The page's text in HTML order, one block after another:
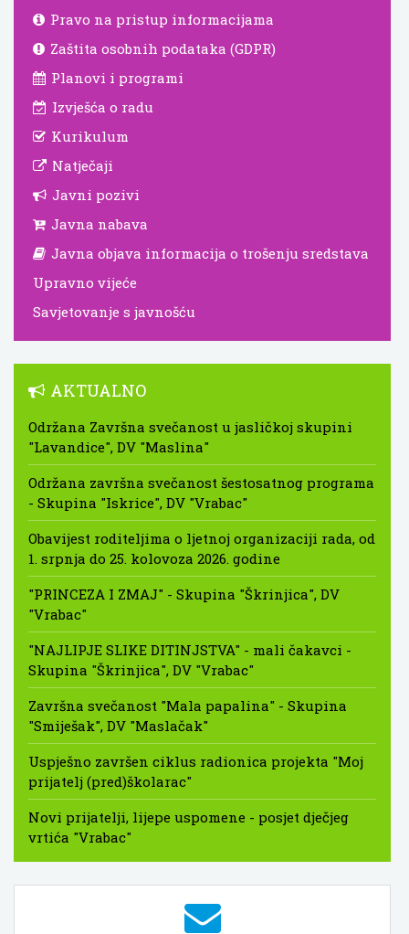
Pravo na pristup informacijama
Zaštita osobnih podataka (GDPR)
Planovi i programi
Izvješća o radu
Kurikulum
Natječaji
Javni pozivi
Javna nabava
Javna objava informacija o trošenju sredstava
Upravno vijeće
Savjetovanje s javnošću
AKTUALNO
Održana Završna svečanost u jasličkoj skupini
"Lavandice", DV "Maslina"
Održana završna svečanost šestosatnog programa
- Skupina "Iskrice", DV "Vrabac"
Obavijest roditeljima o ljetnoj organizaciji rada, od
1. srpnja do 25. kolovoza 2026. godine
"PRINCEZA I ZMAJ" - Skupina "Škrinjica", DV
"Vrabac"
"NAJLIPJE SLIKE DITINJSTVA" - mali čakavci -
Skupina "Škrinjica", DV "Vrabac"
Završna svečanost "Mala papalina" - Skupina
"Smiješak", DV "Maslačak"
Uspješno završen ciklus radionica projekta "Moj
prijatelj (pred)školarac"
Novi prijatelji, lijepe uspomene - posjet dječjeg
vrtića "Vrabac"